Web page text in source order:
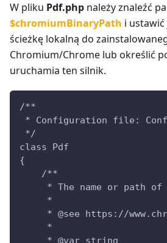
W pliku Pdf.php należy znaleźć
$chromiumBinaryPath i
ścieżkę lokalną do
Chromium/Chrome lub określić
uruchamia ten silnik.
/**
* Configuration file:
*/
class Pdf
{
    /**
* The name or path
     *
* @see https://
     *
     * @var string